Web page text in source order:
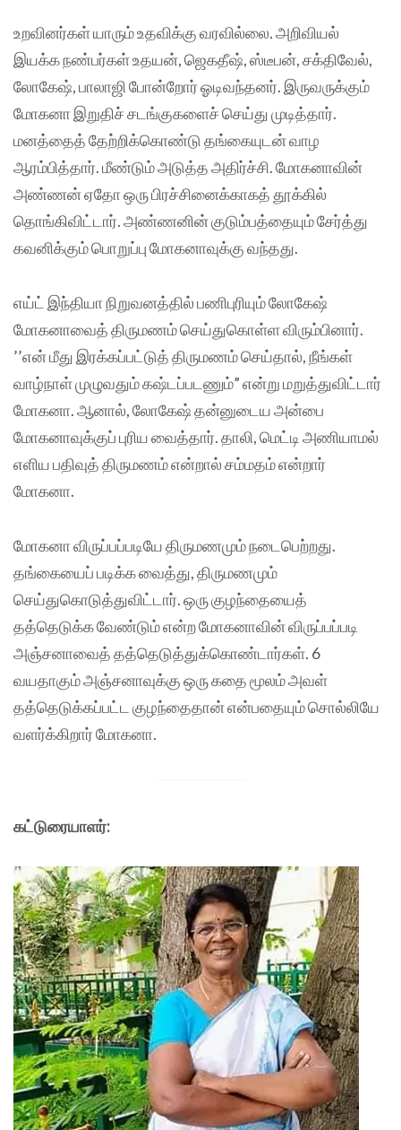
உறவினர்கள் யாரும் உதவிக்கு வரவில்லை. அறிவியல்
இயக்க நண்பர்கள் உதயன், ஜெகதீஷ், ஸ்டீபன், சக்திவேல்,
லோகேஷ், பாலாஜி போன்றோர் ஓடிவந்தனர். இருவருக்கும்
மோகனா இறுதிச் சடங்குகளைச் செய்து முடித்தார்.
மனத்தைத் தேற்றிக்கொண்டு தங்கையுடன் வாழ
ஆரம்பித்தார். மீண்டும் அடுத்த அதிர்ச்சி. மோகனாவின்
அண்ணன் ஏதோ ஒரு பிரச்சினைக்காகத் தூக்கில்
தொங்கிவிட்டார். அண்ணனின் குடும்பத்தையும் சேர்த்து
கவனிக்கும் பொறுப்பு மோகனாவுக்கு வந்தது.
எய்ட் இந்தியா நிறுவனத்தில் பணிபுரியும் லோகேஷ்
மோகனாவைத் திருமணம் செய்துகொள்ள விரும்பினார்.
’’என் மீது இரக்கப்பட்டுத் திருமணம் செய்தால், நீங்கள்
வாழ்நாள் முழுவதும் கஷ்டப்படணும்” என்று மறுத்துவிட்டார்
மோகனா. ஆனால், லோகேஷ் தன்னுடைய அன்பை
மோகனாவுக்குப் புரிய வைத்தார். தாலி, மெட்டி அணியாமல்
எளிய பதிவுத் திருமணம் என்றால் சம்மதம் என்றார்
மோகனா.
மோகனா விருப்பப்படியே திருமணமும் நடைபெற்றது.
தங்கையைப் படிக்க வைத்து, திருமணமும்
செய்துகொடுத்துவிட்டார். ஒரு குழந்தையைத்
தத்தெடுக்க வேண்டும் என்ற மோகனாவின் விருப்பப்படி
அஞ்சனாவைத் தத்தெடுத்துக்கொண்டார்கள். 6
வயதாகும் அஞ்சனாவுக்கு ஒரு கதை மூலம் அவள்
தத்தெடுக்கப்பட்ட குழந்தைதான் என்பதையும் சொல்லியே
வளர்க்கிறார் மோகனா.
கட்டுரையாளர்: